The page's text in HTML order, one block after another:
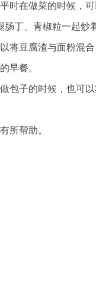
时在做菜的时候，
丁、青椒粒一起炒
将豆腐渣与面粉混
早餐。
包子的时候，也可
所帮助。